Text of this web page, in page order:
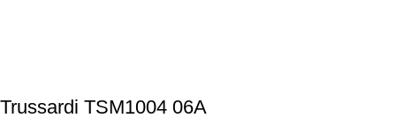
Trussardi TSM1004 06A